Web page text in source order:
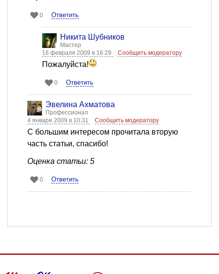
0 Ответить
Никита Шубников
Мастер
16 февраля 2009 в 16:29
Сообщить модератору
Пожалуйста!
0 Ответить
Эвелина Ахматова
Профессионал
4 января 2009 в 10:31
Сообщить модератору
С большим интересом прочитала вторую
часть статьи, спасибо!
Оценка статьи: 5
0 Ответить